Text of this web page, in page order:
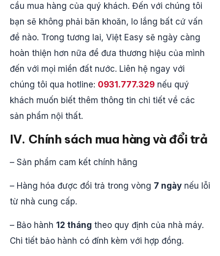
cầu mua hàng của quý khách. Đến với chúng tôi
bạn sẽ không phải băn khoăn, lo lắng bất cứ vấn
đề nào. Trong tương lai, Việt Easy sẽ ngày càng
hoàn thiện hơn nữa để đưa thương hiệu của mình
đến với mọi miền đất nước. Liên hệ ngay với
chúng tôi qua hotline: 0931.777.329 nếu quý
khách muốn biết thêm thông tin chi tiết về các
sản phẩm nội thất.
IV. Chính sách mua hàng và đổi trả
– Sản phẩm cam kết chính hãng
– Hàng hóa được đổi trả trong vòng 7 ngày nếu lỗi
từ nhà cung cấp.
– Bảo hành 12 tháng theo quy định của nhà máy.
Chi tiết bảo hành có đính kèm với hợp đồng.